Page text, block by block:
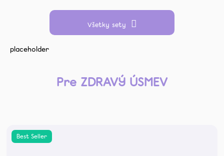
Všetky sety
placeholder
Pre ZDRAVÝ ÚSMEV
Best Seller